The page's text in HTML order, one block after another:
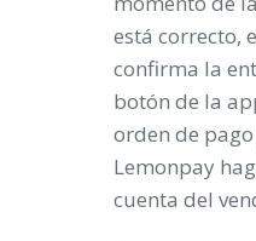
está correcto,
confirma la
botón de la
orden de
Lemonpay
cuenta del